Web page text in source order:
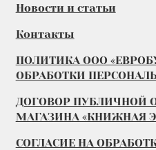
Новости и статьи
Контакты
ПОЛИТИКА ООО
ОБРАБОТКИ
ДОГОВОР ПУБЛИЧНОЙ
МАГАЗИНА «КНИЖНАЯ
СОГЛАСИЕ НА